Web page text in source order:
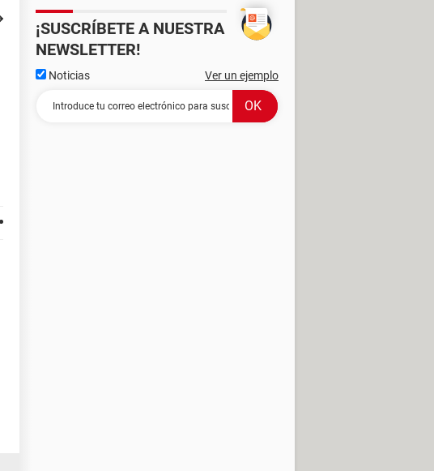
¡SUSCRÍBETE A NUESTRA
NEWSLETTER!
Noticias Ver un ejemplo